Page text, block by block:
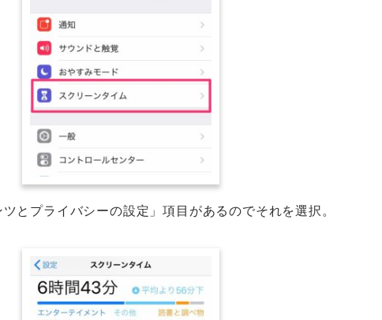
とプライバシーの設定」項目があるのでそれを選択。